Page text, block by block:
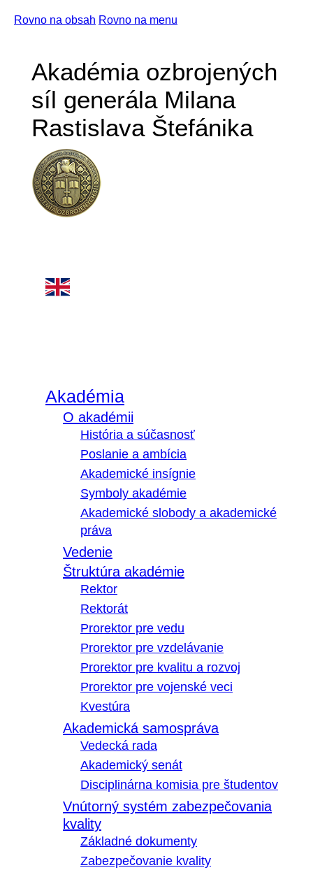
Rovno na obsah Rovno na menu
Akadémia ozbrojených
síl generála Milana
Rastislava Štefánika
Akadémia
O akadémii
História a súčasnosť
Poslanie a ambícia
Akademické insígnie
Symboly akadémie
Akademické slobody a akademické
práva
Vedenie
Štruktúra akadémie
Rektor
Rektorát
Prorektor pre vedu
Prorektor pre vzdelávanie
Prorektor pre kvalitu a rozvoj
Prorektor pre vojenské veci
Kvestúra
Akademická samospráva
Vedecká rada
Akademický senát
Disciplinárna komisia pre študentov
Vnútorný systém zabezpečovania
kvality
Základné dokumenty
Zabezpečovanie kvality